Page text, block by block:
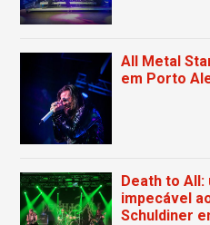
All Metal
em Porto
Death to All:
impecável
Schuldiner